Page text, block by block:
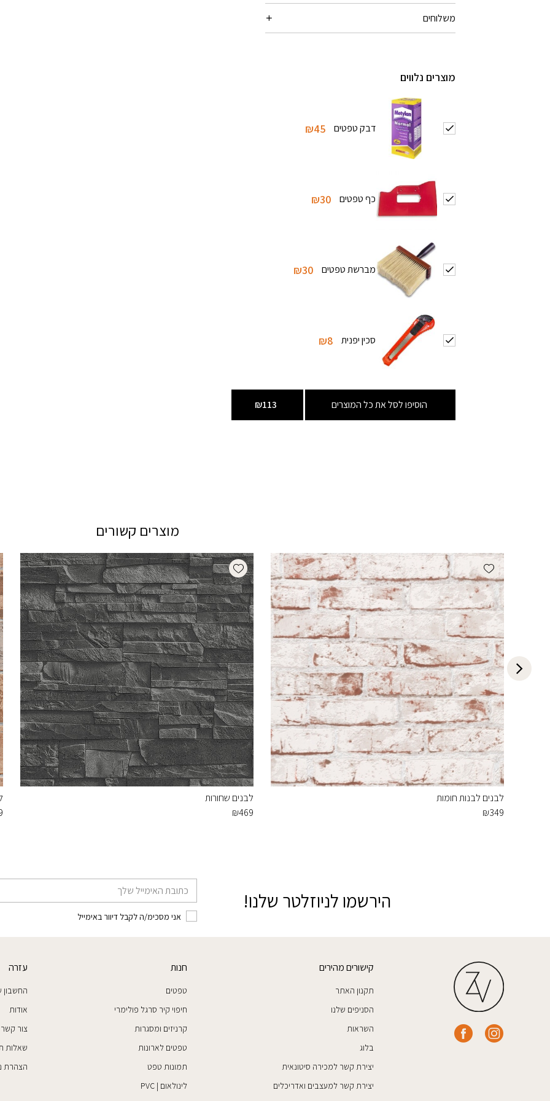
משלוחים
מוצרים נלווים
דבק טפטים ₪45
כף טפטים ₪30
מברשת טפטים ₪30
סכין יפנית ₪8
הוסיפו לסל את כל המוצרים ₪113
מוצרים קשורים
Add wishlist
לבנים לבנות חומות
₪349
Add wishlist
לבנים שחורות
₪469
הירשמו לניוזלטר שלנו!
אני מסכימ/ה לקבל דיוור באימייל
קישורים מהירים
תקנון האתר
הסניפים שלנו
השראות
בלוג
יצירת קשר למכירה סיטונאית
יצירת קשר למעצבים ואדריכלים
חנות
טפטים
חיפוי קיר סרגל פולימרי
קרניזים ומסגרות
טפטים לארונות
תמונות טפט
לינולאום | PVC
עזרה
החשבון
אודות
צור קשר
שאלות
הצהרת